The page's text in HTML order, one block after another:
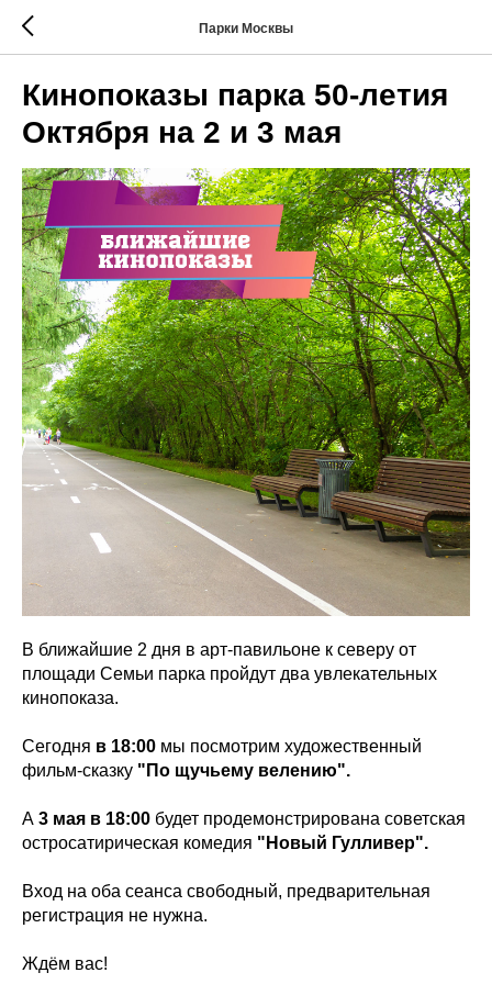
Парки Москвы
Кинопоказы парка 50-летия
Октября на 2 и 3 мая
В ближайшие 2 дня в арт-павильоне к северу от
площади Семьи парка пройдут два увлекательных
кинопоказа.
Сегодня в 18:00 мы посмотрим художественный
фильм-сказку "По щучьему велению".
А 3 мая в 18:00 будет продемонстрирована советская
остросатирическая комедия "Новый Гулливер".
Вход на оба сеанса свободный, предварительная
регистрация не нужна.
Ждём вас!